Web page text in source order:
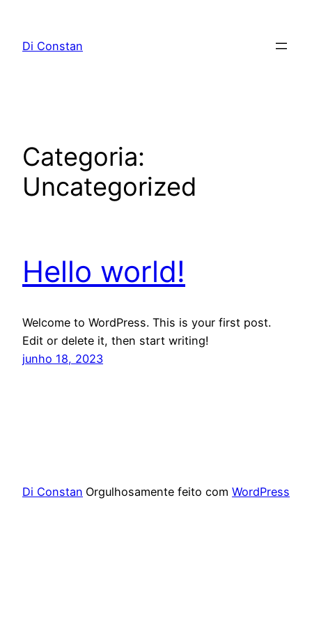
Di Constan
Categoria:
Uncategorized
Hello world!
Welcome to WordPress. This is your first post.
Edit or delete it, then start writing!
junho 18, 2023
Di Constan Orgulhosamente feito com WordPress